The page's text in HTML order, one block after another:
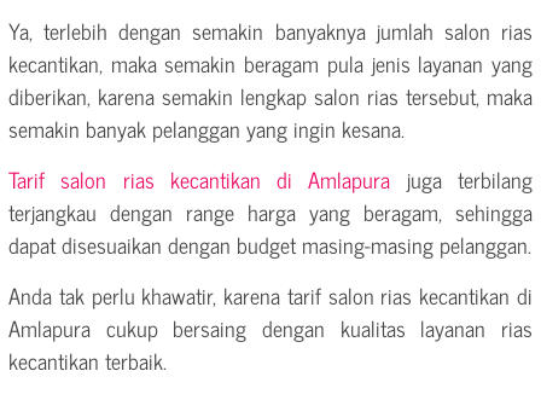
Ya, terlebih dengan semakin banyaknya jumlah salon rias
kecantikan, maka semakin beragam pula jenis layanan yang
diberikan, karena semakin lengkap salon rias tersebut, maka
semakin banyak pelanggan yang ingin kesana.
Tarif salon rias kecantikan di Amlapura juga terbilang
terjangkau dengan range harga yang beragam, sehingga
dapat disesuaikan dengan budget masing-masing pelanggan.
Anda tak perlu khawatir, karena tarif salon rias kecantikan di
Amlapura cukup bersaing dengan kualitas layanan rias
kecantikan terbaik.